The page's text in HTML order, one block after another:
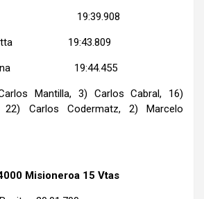
19:39.908
19:43.809
Viana 19:44.455
Mantilla, 3) Carlos Cabral, 16)
22) Carlos Codermatz, 2) Marcelo
Misioneroa 15 Vtas